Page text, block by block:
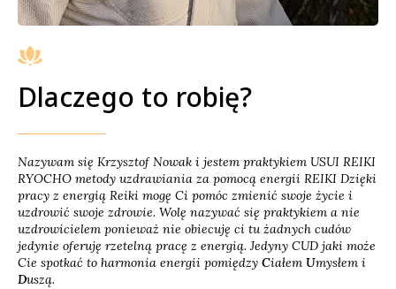
Dlaczego to robię?
Nazywam się Krzysztof Nowak i jestem praktykiem USUI REIKI
RYOCHO metody uzdrawiania za pomocą energii REIKI Dzięki
pracy z energią Reiki mogę Ci pomóc zmienić swoje życie i
uzdrowić swoje zdrowie. Wolę nazywać się praktykiem a nie
uzdrowicielem ponieważ nie obiecuję ci tu żadnych cudów
jedynie oferuję rzetelną pracę z energią. Jedyny CUD jaki może
Cie spotkać to harmonia energii pomiędzy Ciałem Umysłem i
Duszą.